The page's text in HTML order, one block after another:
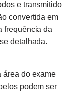
e transmitido
convertida em
frequência da
detalhada.
área do exame
podem ser